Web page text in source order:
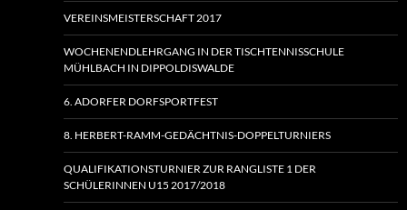
VEREINSMEISTERSCHAFT 2017
WOCHENENDLEHRGANG IN DER TISCHTENNISSCHULE
MÜHLBACH IN DIPPOLDISWALDE
6. ADORFER DORFSPORTFEST
8. HERBERT-RAMM-GEDÄCHTNIS-DOPPELTURNIERS
QUALIFIKATIONSTURNIER ZUR RANGLISTE 1 DER
SCHÜLERINNEN U15 2017/2018